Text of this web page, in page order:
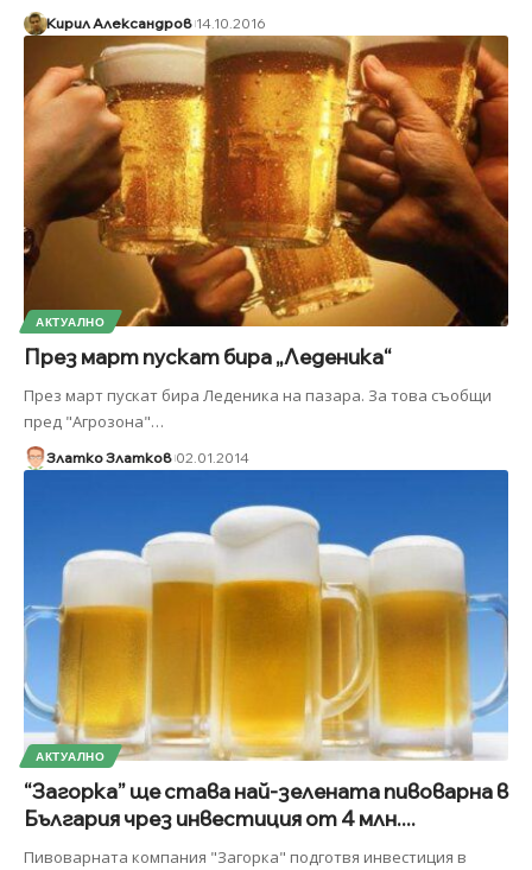
Кирил Александров 14.10.2016
АКТУАЛНО
През март пускат бира „Леденика“
През март пускат бира Леденика на пазара. За това съобщи
пред "Агрозона"…
Златко Златков 02.01.2014
АКТУАЛНО
“Загорка” ще става най-зелената пивоварна в
България чрез инвестиция от 4 млн....
Пивоварната компания "Загорка" подготвя инвестиция в